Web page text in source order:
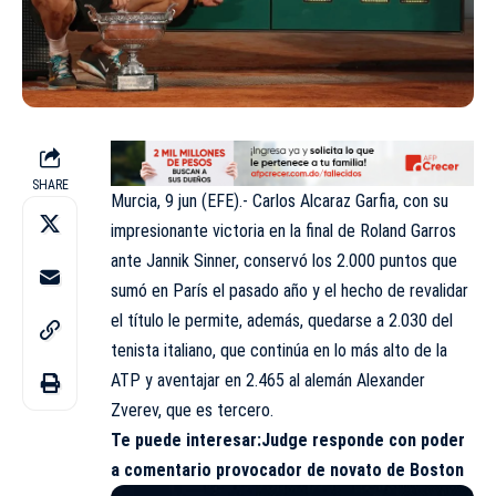
SHARE
Murcia, 9 jun (EFE).- Carlos Alcaraz Garfia, con su
impresionante victoria en la final de Roland Garros
ante Jannik Sinner, conservó los 2.000 puntos que
sumó en París el pasado año y el hecho de revalidar
el título le permite, además, quedarse a 2.030 del
tenista italiano, que continúa en lo más alto de la
ATP y aventajar en 2.465 al alemán Alexander
Zverev, que es tercero.
Te puede interesar:Judge responde con poder
a comentario provocador de novato de Boston